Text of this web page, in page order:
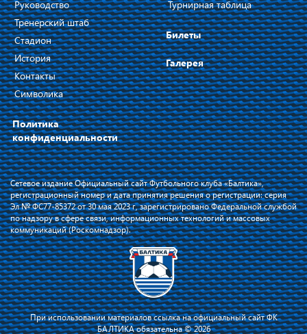
Руководство
Тренерский штаб
Стадион
История
Контакты
Символика
Политика
конфиденциальности
Турнирная таблица
Билеты
Галерея
Сетевое издание Официальный сайт Футбольного клуба «Балтика»,
регистрационный номер и дата принятия решения о регистрации: серия
Эл № ФС77-85372 от 30 мая 2023 г, зарегистрировано Федеральной службой
по надзору в сфере связи, информационных технологий и массовых
коммуникаций (Роскомнадзор).
При использовании материалов ссылка на официальный сайт ФК
БАЛТИКА обязательна © 2026